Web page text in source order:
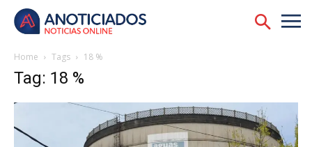
Home Tags 18 %
Tag: 18 %